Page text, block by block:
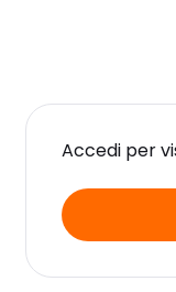
Accedi per